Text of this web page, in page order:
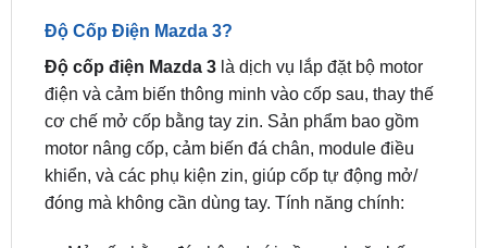
điện và cảm biến thông minh vào cốp sau, thay thế
cơ chế mở cốp bằng tay zin. Sản phẩm bao gồm
motor nâng cốp, cảm biến đá chân, module điều
khiển, và các phụ kiện zin, giúp cốp tự động mở/
đóng mà không cần dùng tay. Tính năng chính:
Mở cốp bằng đá chân dưới gầm xe hoặc bấm